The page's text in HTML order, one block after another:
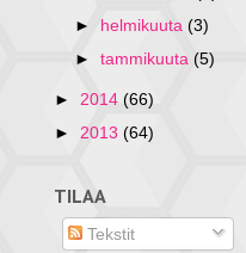
► helmikuuta(3)
►tammikuuta(5)
► 2014 (66)
► 2013 (64)
TILAA
Tekstit